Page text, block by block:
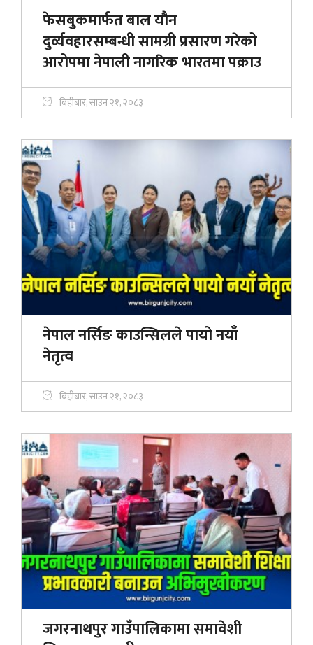
फेसबुकमार्फत बाल यौन
दुर्व्यवहारसम्बन्धी सामग्री प्रसारण गरेको
आरोपमा नेपाली नागरिक भारतमा पक्राउ
बिहीबार, साउन २१, २०८३
नेपाल नर्सिङ काउन्सिलले पायो नयाँ
नेतृत्व
बिहीबार, साउन २१, २०८३
जगरनाथपुर गाउँपालिकामा समावेशी